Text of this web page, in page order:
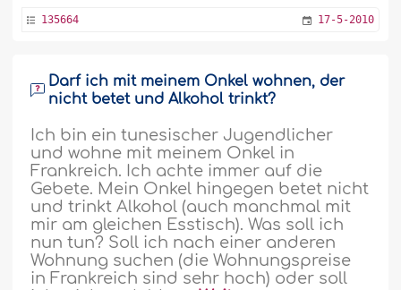
135664 17-5-2010
Darf ich mit meinem Onkel wohnen, der
nicht betet und Alkohol trinkt?
Ich bin ein tunesischer Jugendlicher
und wohne mit meinem Onkel in
Frankreich. Ich achte immer auf die
Gebete. Mein Onkel hingegen betet nicht
und trinkt Alkohol (auch manchmal mit
mir am gleichen Esstisch). Was soll ich
nun tun? Soll ich nach einer anderen
Wohnung suchen (die Wohnungspreise
in Frankreich sind sehr hoch) oder soll